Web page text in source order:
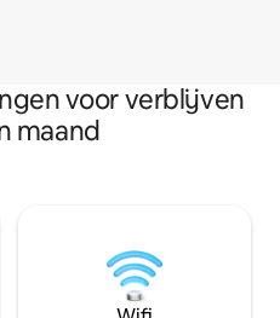
voor verblijven
maand